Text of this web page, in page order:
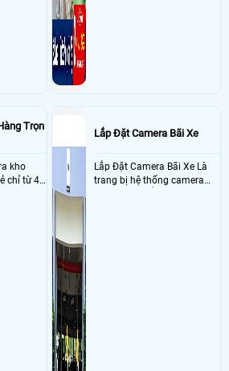
: 1 cái, Hộp inox : 1 cái, Backup
: 1 cái,
CỔ PHẦN XUẤT NHẬP KHẨU NAM VÂN
Lô CN20_01 và CN20_10 Khu Công
Ninh Hòa, Tỉnh Khánh Hòa, Việt Nam Sử
KX-C31L : 6 CÁI , SWITCH 10 Port
: 2 CÁI, Thẻ nhớ 4SGEN 128GB : 6
bộ chuyển tín hiệu POE : 6 BỘ ,
Tâm
( quận 7 cũ ) Sử dụngDịch vụ camera
hàng công ty (Kiệt phát LBB)
Trắng
nói về Công Ty Camera Quan Sát Tại
mini ngụy trang kết nối điện thoại k.>
Trọn
kho
chỉ từ 4
Lắp Đặt Camera Bãi Xe
Lắp Đặt Camera Bãi Xe Là
trang bị hệ thống camera